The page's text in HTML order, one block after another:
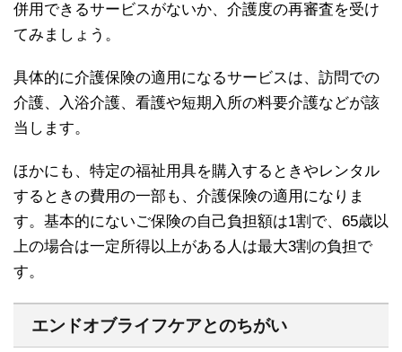
併用できるサービスがないか、介護度の再審査を受け
てみましょう。
具体的に介護保険の適用になるサービスは、訪問での
介護、入浴介護、看護や短期入所の料要介護などが該
当します。
ほかにも、特定の福祉用具を購入するときやレンタル
するときの費用の一部も、介護保険の適用になりま
す。基本的にないご保険の自己負担額は1割で、65歳以
上の場合は一定所得以上がある人は最大3割の負担で
す。
エンドオブライフケアとのちがい